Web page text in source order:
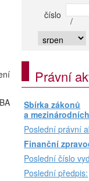
číslo
/
Právní
Sbírka zákonů
a
Poslední právní
Finanční
Poslední číslo
Poslední předpis: